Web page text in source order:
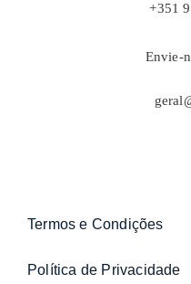
+351
Envie-
Termos e Condições
Política de Privacidade